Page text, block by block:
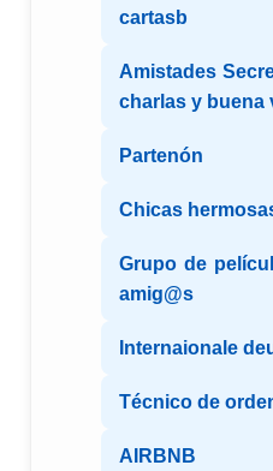
cartasb
Amistades
charlas y buena
Partenón
Chicas
Grupo de
amig@s
Internaionale
Técnico de
AIRBNB